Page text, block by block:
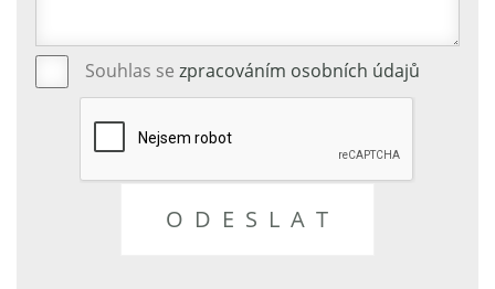
Souhlas se zpracováním osobních údajů